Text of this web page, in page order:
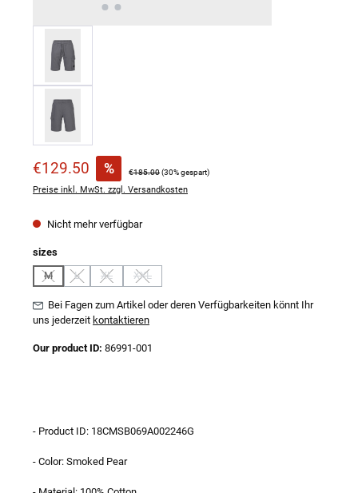
Verkaufspreis:
€129.50 % Regulärer Preis:
€185.00(30% gespart)
Preise inkl. MwSt. zzgl. Versandkosten
Nicht mehr verfügbar
sizesauswählen
M
(Diese Option ist zurzeit nicht verfügbar.)
L
(Diese Option ist zurzeit nicht verfügbar.)
XL
(Diese Option ist zurzeit nicht verfügbar.)
XXL
(Diese Option ist zurzeit nicht verfügbar.)
Bei Fagen zum Artikel oder deren Verfügbarkeiten könnt Ihr
uns jederzeit kontaktieren
Our product ID: 86991-001
- Product ID: 18CMSB069A002246G
- Color: Smoked Pear